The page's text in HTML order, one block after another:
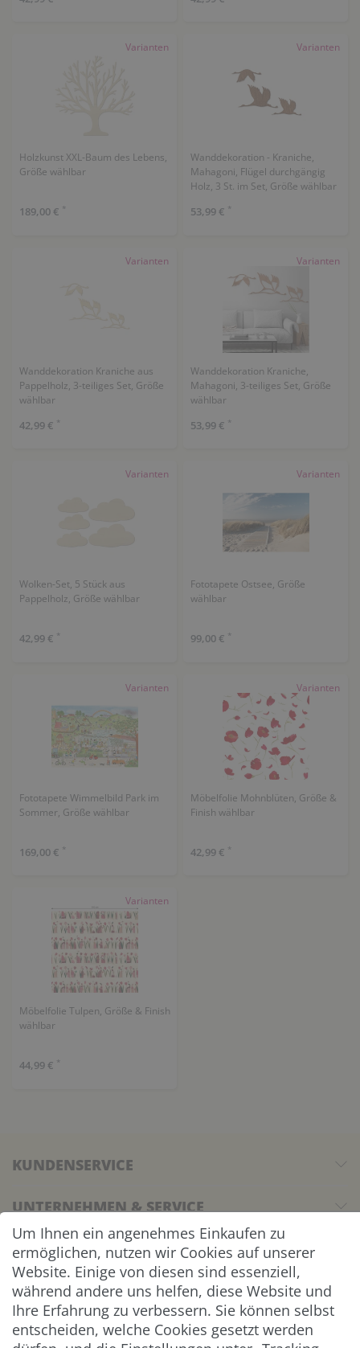
Varianten
Holzkunst XXL-Baum des Lebens,
Größe wählbar
189,00 € *
Varianten
Wanddekoration - Kraniche,
Mahagoni, Flügel durchgängig
Holz, 3 St. im Set, Größe wählbar
53,99 € *
Varianten
Wanddekoration Kraniche aus
Pappelholz, 3-teiliges Set, Größe
wählbar
42,99 € *
Varianten
Wanddekoration Kraniche,
Mahagoni, 3-teiliges Set, Größe
wählbar
53,99 € *
Varianten
Wolken-Set, 5 Stück aus
Pappelholz, Größe wählbar
42,99 € *
Varianten
Fototapete Ostsee, Größe
wählbar
99,00 € *
Varianten
Fototapete Wimmelbild Park im
Sommer, Größe wählbar
169,00 € *
Varianten
Möbelfolie Mohnblüten, Größe &
Finish wählbar
42,99 € *
Varianten
Möbelfolie Tulpen, Größe & Finish
wählbar
44,99 € *
KUNDENSERVICE
UNTERNEHMEN & SERVICE
INFORMATION
NEWSLETTER
ZAHLUNG & VERSAND
Um Ihnen ein angenehmes Einkaufen zu
ermöglichen, nutzen wir Cookies auf unserer
Website. Einige von diesen sind essenziell,
während andere uns helfen, diese Website und
Ihre Erfahrung zu verbessern. Sie können selbst
entscheiden, welche Cookies gesetzt werden